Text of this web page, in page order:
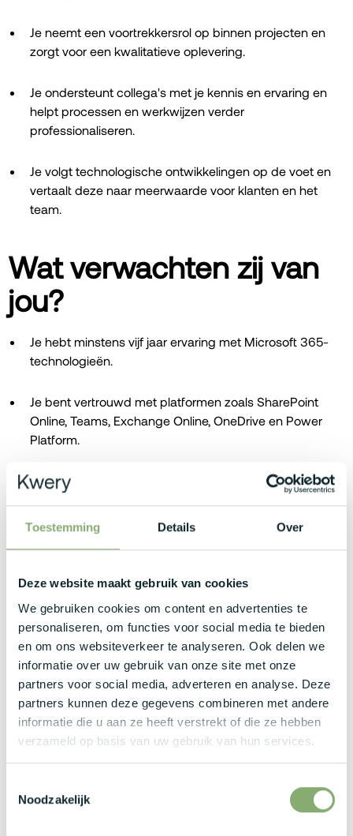
Toestemming Details Over
Deze website maakt gebruik van cookies
We gebruiken cookies om content en advertenties te
personaliseren, om functies voor social media te bieden
en om ons websiteverkeer te analyseren. Ook delen we
informatie over uw gebruik van onze site met onze
partners voor social media, adverteren en analyse. Deze
partners kunnen deze gegevens combineren met andere
informatie die u aan ze heeft verstrekt of die ze hebben
verzameld op basis van uw gebruik van hun services.
Noodzakelijk
Je neemt een voortrekkersrol op binnen projecten en
zorgt voor een kwalitatieve oplevering.
Je ondersteunt collega's met je kennis en ervaring en
helpt processen en werkwijzen verder
professionaliseren.
Je volgt technologische ontwikkelingen op de voet en
vertaalt deze naar meerwaarde voor klanten en het
team.
Wat verwachten zij van
jou?
Je hebt minstens vijf jaar ervaring met Microsoft 365-
technologieën.
Je bent vertrouwd met platformen zoals SharePoint
Online, Teams, Exchange Online, OneDrive en Power
Platform.
Ervaring met Entra ID, Intune en moderne workplace-
Je combineert technische diepgang met sterke
communicatieve vaardigheden en neemt graag
Wat bieden zij jou?
Competitief brutoloon tussen €3.800 en €6.000 per
Bedrijfswagen met tankkaart, plus een laptop en